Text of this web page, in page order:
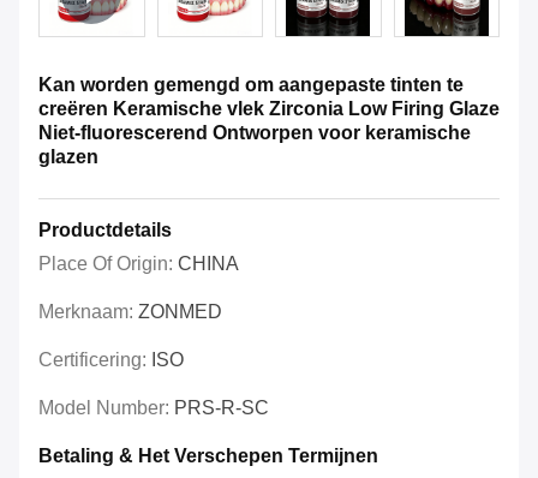
Kan worden gemengd om aangepaste tinten te
creëren Keramische vlek Zirconia Low Firing Glaze
Niet-fluorescerend Ontworpen voor keramische
glazen
Productdetails
Place Of Origin: CHINA
Merknaam: ZONMED
Certificering: ISO
Model Number: PRS-R-SC
Betaling & Het Verschepen Termijnen